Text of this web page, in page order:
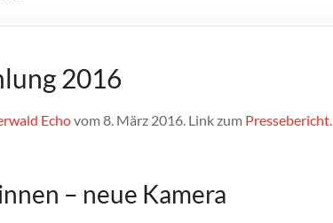
2016
Echovom 8. März 2016. Link zum Pressebericht.
– neue Kamera